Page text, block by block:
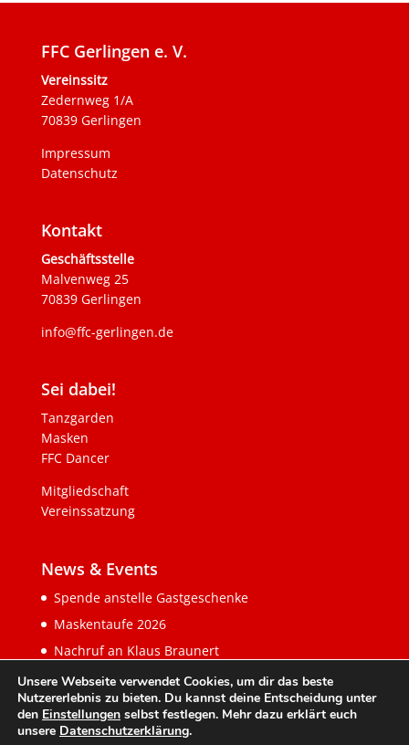
FFC Gerlingen e. V.
Vereinssitz
Zedernweg 1/A
70839 Gerlingen
Impressum
Datenschutz
Kontakt
Geschäftsstelle
Malvenweg 25
70839 Gerlingen
info@ffc-gerlingen.de
Sei dabei!
Tanzgarden
Masken
FFC Dancer
Mitgliedschaft
Vereinssatzung
News & Events
Spende anstelle Gastgeschenke
Maskentaufe 2026
Nachruf an Klaus Braunert
Unsere Webseite verwendet Cookies, um dir das beste
Nutzererlebnis zu bieten. Du kannst deine Entscheidung unter
den Einstellungen selbst festlegen. Mehr dazu erklärt euch
unsere Datenschutzerklärung.